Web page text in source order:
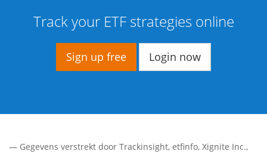
Track your ETF strategies online
Sign up free Login now
— Gegevens verstrekt door Trackinsight, etfinfo, Xignite Inc.,